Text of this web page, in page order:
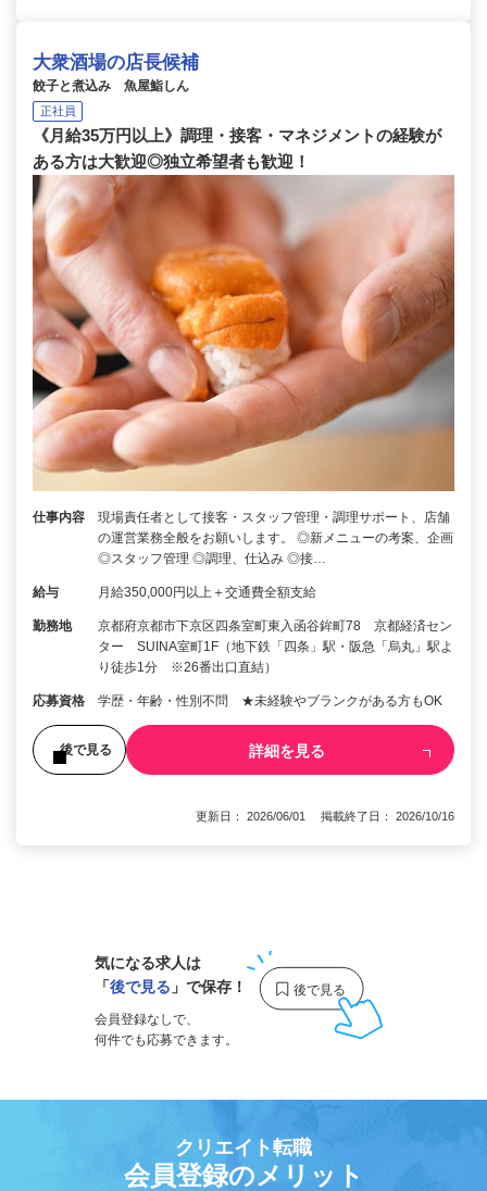
大衆酒場の店長候補
餃子と煮込み 魚屋鮨しん
正社員
《月給35万円以上》調理・接客・マネジメントの経験が
ある方は大歓迎◎独立希望者も歓迎！
仕事内容
現場責任者として接客・スタッフ管理・調理サポート、店舗
の運営業務全般をお願いします。 ◎新メニューの考案、企画
◎スタッフ管理 ◎調理、仕込み ◎接…
給与 月給350,000円以上＋交通費全額支給
勤務地
京都府京都市下京区四条室町東入函谷鉾町78 京都経済セン
ター SUINA室町1F（地下鉄「四条」駅・阪急「烏丸」駅よ
り徒歩1分 ※26番出口直結）
応募資格 学歴・年齢・性別不問 ★未経験やブランクがある方もOK
後で見る 詳細を見る
更新日： 2026/06/01 掲載終了日： 2026/10/16
気になる求人は
「後で見る 」で保存！
会員登録なしで、
何件でも応募できます。
クリエイト転職
会員登録のメリット